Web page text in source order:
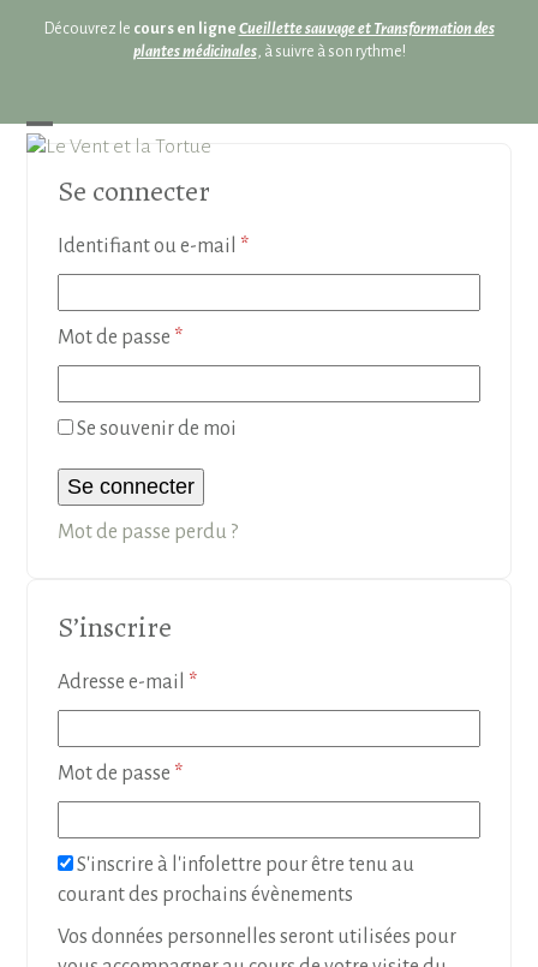
Découvrez le cours en ligne Cueillette sauvage et Transformation des
plantes médicinales, à suivre à son rythme!
Open
mobile
Close
mobile
Se connecter
Identifiant ou e-mail *Obligatoire
Mot de passe *Obligatoire
Se souvenir de moi
Se connecter
Mot de passe perdu ?
S’inscrire
Adresse e-mail *Obligatoire
Mot de passe *Obligatoire
S'inscrire à l'infolettre pour être tenu au
courant des prochains évènements
Vos données personnelles seront utilisées pour